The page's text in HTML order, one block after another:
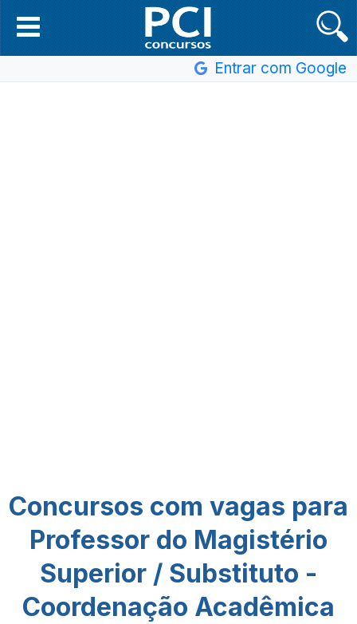
Entrar com Google
Concursos com vagas para
Professor do Magistério
Superior / Substituto -
Coordenação Acadêmica